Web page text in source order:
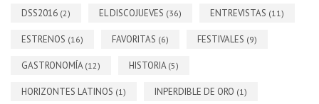
DSS2016 (2) EL DISCOJUEVES (36) ENTREVISTAS (11)
ESTRENOS (16) FAVORITAS (6) FESTIVALES (9)
GASTRONOMÍA (12) HISTORIA (5)
HORIZONTES LATINOS (1) INPERDIBLE DE ORO (1)